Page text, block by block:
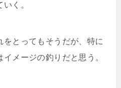
く。
をとってもそうだが、特に
メージの釣りだと思う。